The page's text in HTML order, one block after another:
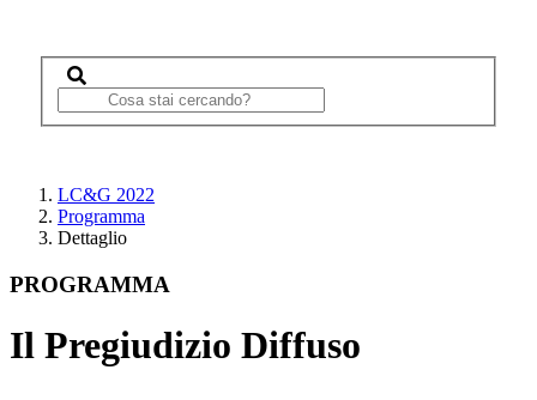
LC&G 2022
Programma
Dettaglio
PROGRAMMA
Il Pregiudizio Diffuso